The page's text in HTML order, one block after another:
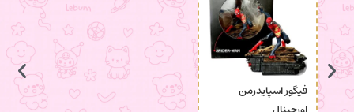
فیگور اسپایدرمن